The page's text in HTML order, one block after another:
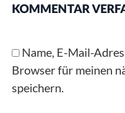
KOMMENTAR
Name, E-Mail-
Browser für meinen
speichern.